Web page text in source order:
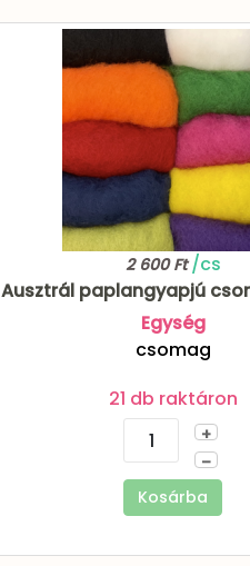
2 600 Ft/cs
Ausztrál paplangyapjú
Egység
csomag
21 db raktáron
+
–
Kosárba